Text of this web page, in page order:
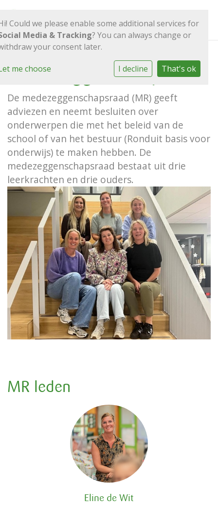
Medezeggenschapsraad
De medezeggenschapsraad (MR) geeft
adviezen en neemt besluiten over
onderwerpen die met het beleid van de
school of van het bestuur (Ronduit basis voor
onderwijs) te maken hebben. De
medezeggenschapsraad bestaat uit drie
leerkrachten en drie ouders.
MR leden
Eline de Wit
Could we please enable some additional services for
Media & Tracking? You can always change or
your consent later.
me choose I decline That's ok